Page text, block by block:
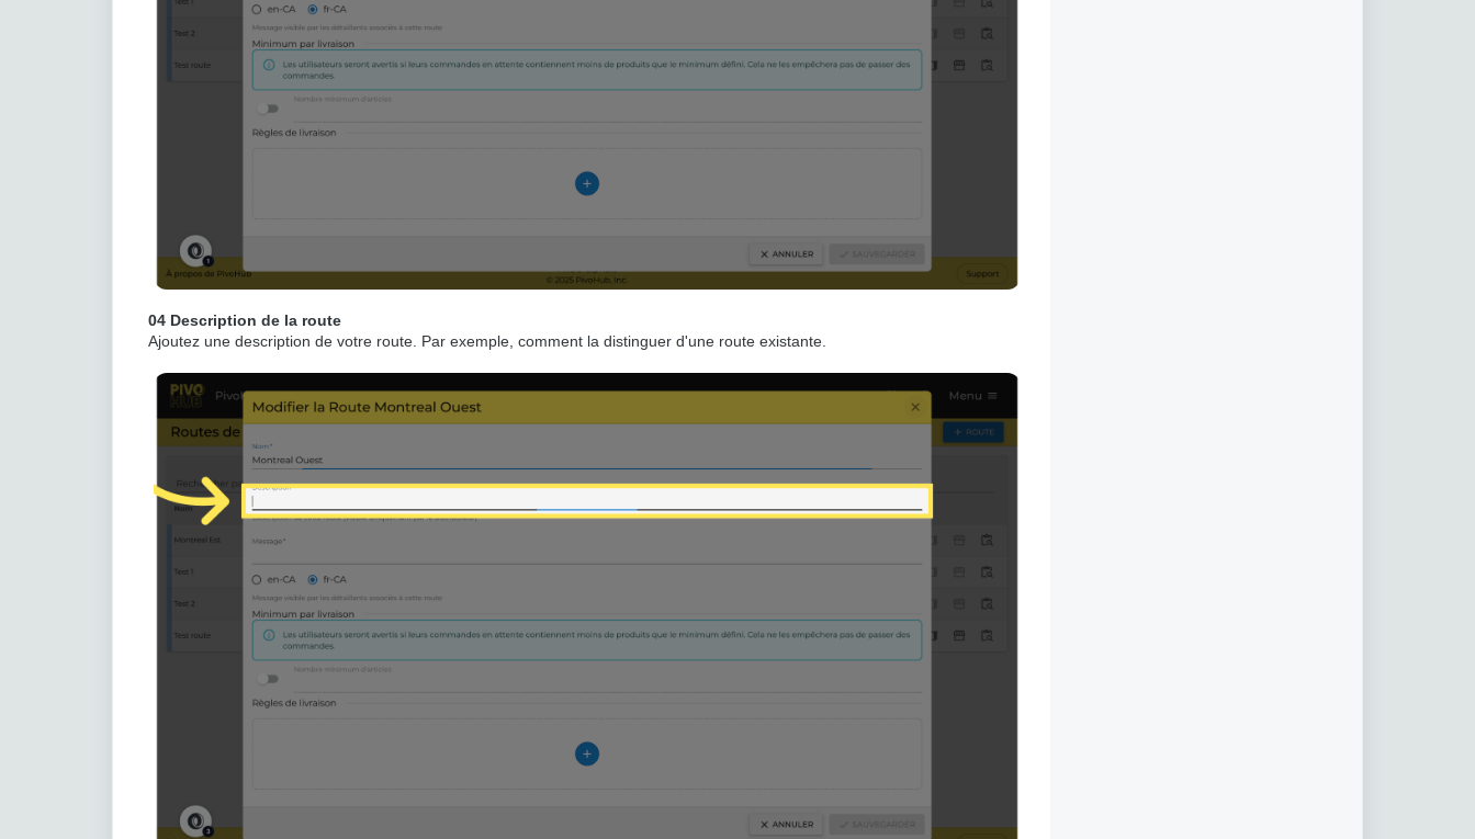
04 Description de la route
Ajoutez une description de votre route. Par exemple, comment la distinguer d'une route existante.